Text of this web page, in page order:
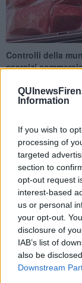
Information
If you wish to
processing of
targeted
section to
opt-out request
interest-based
us or personal
your opt-out.
disclosure of
IAB’s list of
also be
Downstream
Controlli della
esercizi
FIRENZE —Un
carenze igienico
polizia municipale
Stazione. Al
riscontrate anche
per mancanza
degli ingredienti.
Inoltre è stato
regolare contratto
questo è partita la